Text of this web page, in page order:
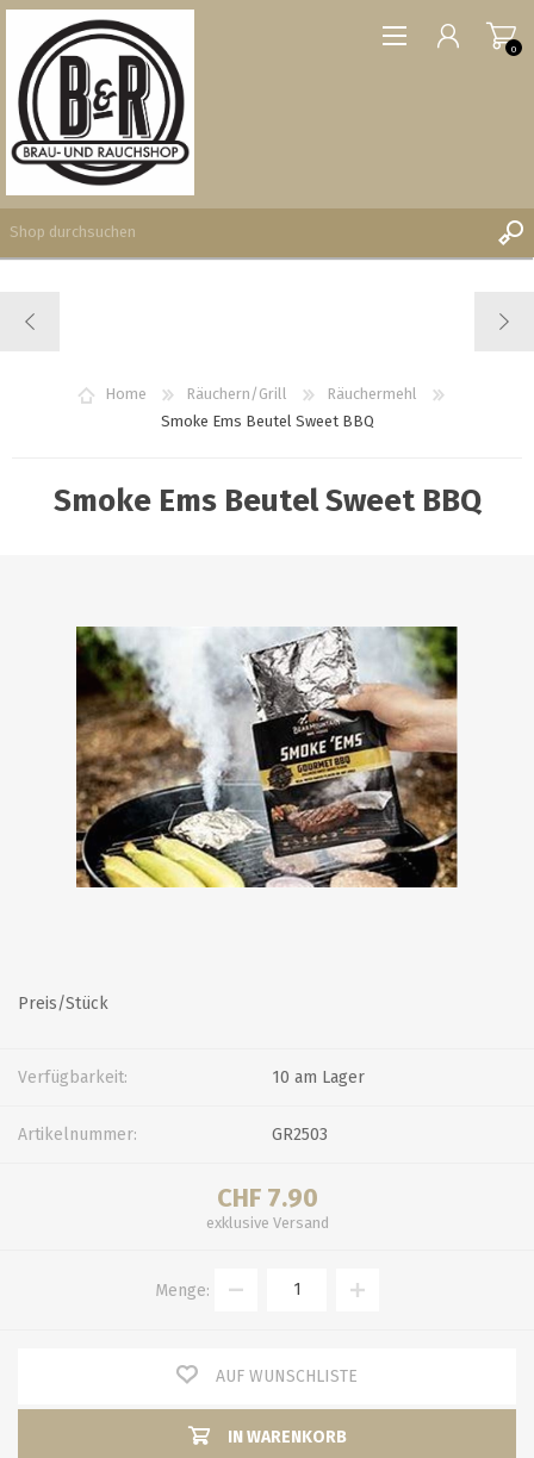
WUNSCHLISTE
0
Home Räuchern/Grill
Räuchermehl
Smoke Ems Beutel Sweet BBQ
Smoke Ems Beutel Sweet BBQ
Preis/Stück
Verfügbarkeit: 10 am Lager
Artikelnummer: GR2503
CHF 7.90
exklusive Versand
Menge:
AUF WUNSCHLISTE
IN WARENKORB